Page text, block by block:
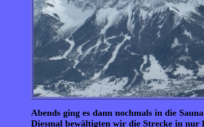
Abends ging es dann nochmals in die
Diesmal bewältigten wir die Strecke in nur